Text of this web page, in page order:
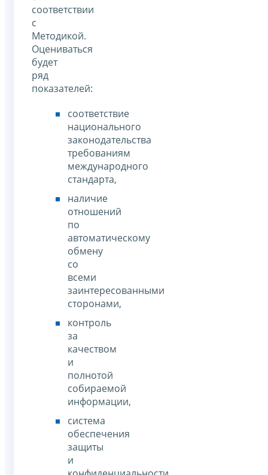
соответствии
с
Методикой.
Оцениваться
будет
ряд
показателей:
соответствие
национального
законодательства
требованиям
международного
стандарта,
наличие
отношений
по
автоматическому
обмену
со
всеми
заинтересованными
сторонами,
контроль
за
качеством
и
полнотой
собираемой
информации,
система
обеспечения
защиты
и